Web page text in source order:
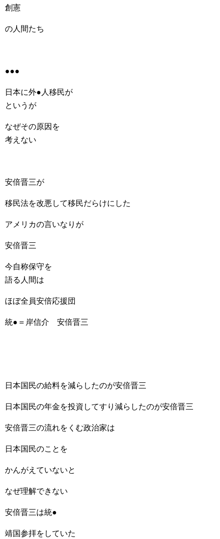
創憲
の人間たち
●●●
日本に外●人移民が
というが
なぜその原因を
考えない
安倍晋三が
移民法を改悪して移民だらけにした
アメリカの言いなりが
安倍晋三
今自称保守を
語る人間は
ほぼ全員安倍応援団
統●＝岸信介 安倍晋三
日本国民の給料を減らしたのが安倍晋三
日本国民の年金を投資してすり減らしたのが安倍晋三
安倍晋三の流れをくむ政治家は
日本国民のことを
かんがえていないと
なぜ理解できない
安倍晋三は統●
靖国参拝をしていた